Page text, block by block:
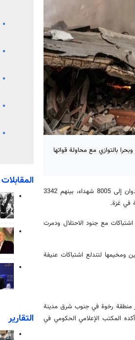
وبحرا بالتوازي مع محاولة قواتها
، ان مع استمرار المجازر ضد المدنيين، ارتفعت حصيلة العدوان إلى 8005 شهداء، بينهم 3342
مع جنود الاحتلال ودمرت
ومخيمها لتندلع اشتباكات عنيفة
عبر منطقة رخوة في جنوب شرق مدينة
المكتب الإعلامي الحكومي في
المقابلات
التقارير